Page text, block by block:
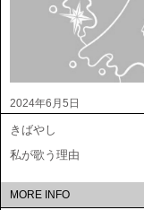
2024年6月5日
きばやし
私が歌う理由
MORE INFO